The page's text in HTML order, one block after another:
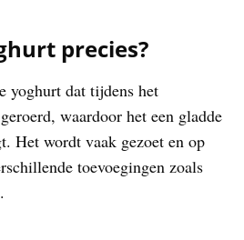
precies?
yoghurt dat tijdens het
waardoor het een gladde
Het wordt vaak gezoet en op
toevoegingen zoals